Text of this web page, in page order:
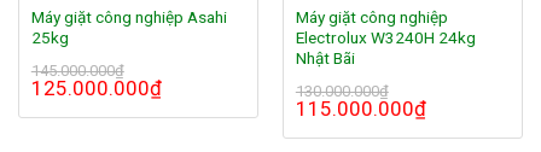
Máy giặt công nghiệp Asahi
25kg
145.000.000₫
125.000.000₫
Máy giặt công nghiệp
Electrolux W3240H 24kg
Nhật Bãi
130.000.000₫
115.000.000₫